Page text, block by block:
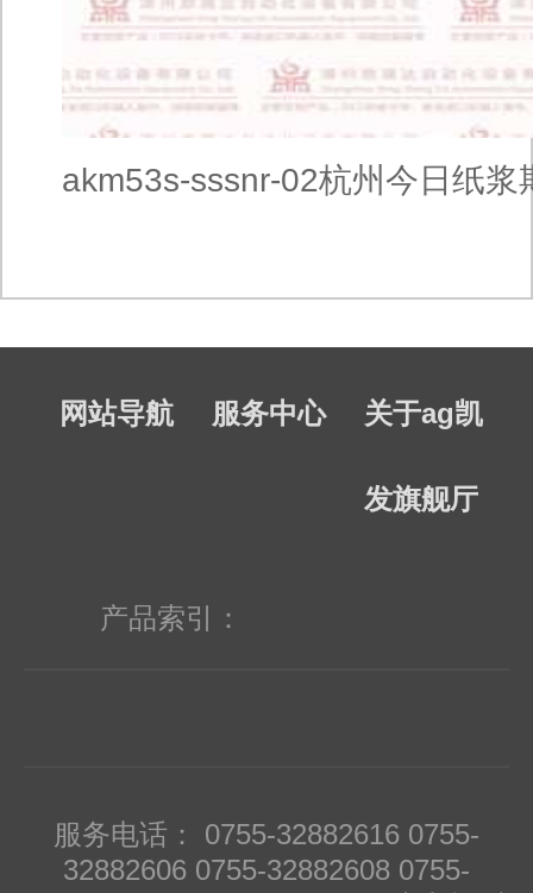
akm53s-sssnr-02杭州今日纸浆
网站导航 服务中心 关于ag凯
发旗舰厅
产品索引：
服务电话： 0755-32882616 0755-
32882606 0755-32882608 0755-